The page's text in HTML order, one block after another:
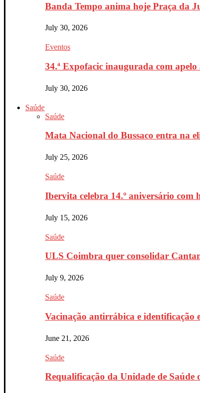
Banda Tempo anima hoje Praça da
July 30, 2026
Eventos
34.ª Expofacic inaugurada com
July 30, 2026
Saúde
Saúde
Mata Nacional do Bussaco entra na
July 25, 2026
Saúde
Ibervita celebra 14.º aniversário com
July 15, 2026
Saúde
ULS Coimbra quer consolidar
July 9, 2026
Saúde
Vacinação antirrábica e identificação
June 21, 2026
Saúde
Requalificação da Unidade de Saúde